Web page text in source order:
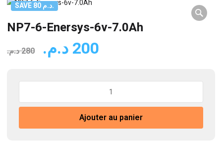
SAVE 80 د.م.
NP7-6-Enersys-6v-7.0Ah
280د.م. Le
prix
initial
280 د.م..
200د.م.
actuel
est :
200 د.م..
NP7-
Enersys-
Ajouter au panier